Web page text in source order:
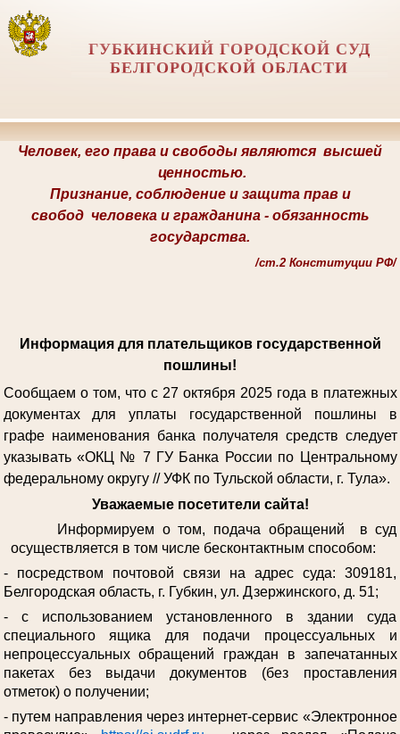
ГУБКИНСКИЙ ГОРОДСКОЙ СУД
БЕЛГОРОДСКОЙ ОБЛАСТИ
Человек, его права и свободы являются высшей
ценностью.
Признание, соблюдение и защита прав и
свобод человека и гражданина - обязанность
государства.
/ст.2 Конституции РФ/
Информация для плательщиков государственной
пошлины!
Сообщаем о том, что с 27 октября 2025 года в платежных
документах для уплаты государственной пошлины в
графе наименования банка получателя средств следует
указывать «ОКЦ № 7 ГУ Банка России по Центральному
федеральному округу // УФК по Тульской области, г. Тула».
Уважаемые посетители сайта!
Информируем о том, подача обращений в суд
осуществляется в том числе бесконтактным способом:
- посредством почтовой связи на адрес суда: 309181,
Белгородская область, г. Губкин, ул. Дзержинского, д. 51;
- с использованием установленного в здании суда
специального ящика для подачи процессуальных и
непроцессуальных обращений граждан в запечатанных
пакетах без выдачи документов (без проставления
отметок) о получении;
- путем направления через интернет-сервис «Электронное